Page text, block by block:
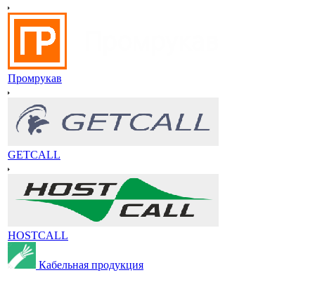
Промрукав
GETCALL
HOSTCALL
Кабельная продукция